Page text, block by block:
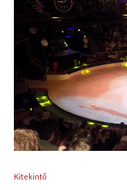
Kitekintő